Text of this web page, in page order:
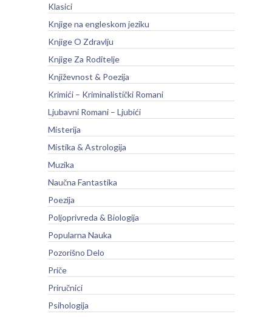
Klasici
Knjige na engleskom jeziku
Knjige O Zdravlju
Knjige Za Roditelje
Književnost & Poezija
Krimići – Kriminalistički Romani
Ljubavni Romani – Ljubići
Misterija
Mistika & Astrologija
Muzika
Naučna Fantastika
Poezija
Poljoprivreda & Biologija
Popularna Nauka
Pozorišno Delo
Priče
Priručnici
Psihologija